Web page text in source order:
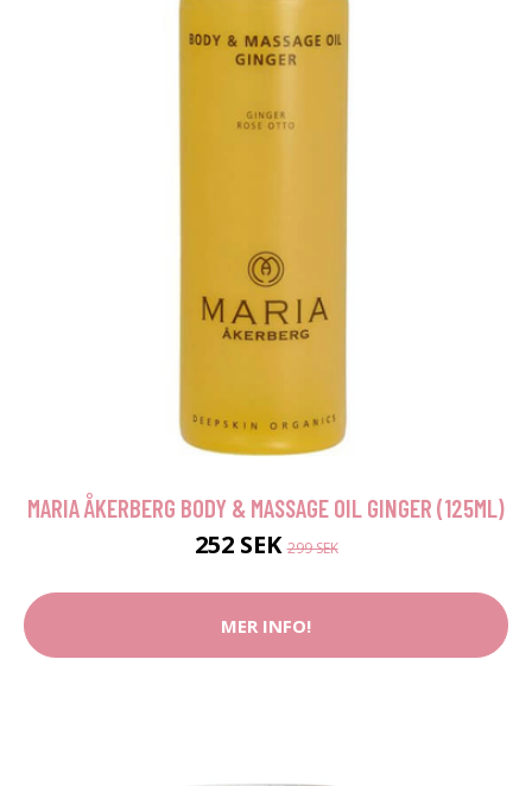
MARIA ÅKERBERG BODY & MASSAGE OIL GINGER (125ML)
252 SEK299 SEK
MER INFO!